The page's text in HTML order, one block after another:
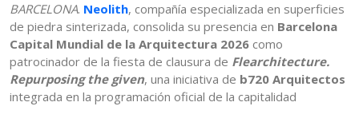
BARCELONA. Neolith, compañía especializada en superficies
de piedra sinterizada, consolida su presencia en Barcelona
Capital Mundial de la Arquitectura 2026 como
patrocinador de la fiesta de clausura de Flearchitecture.
Repurposing the given, una iniciativa de b720 Arquitectos
integrada en la programación oficial de la capitalidad